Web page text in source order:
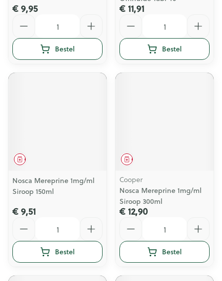
€ 9,95
Bestel
€ 11,91
Bestel
Geneesmiddel
Nosca Mereprine 1mg/ml
Siroop 150ml
€ 9,51
Bestel
Geneesmiddel
Cooper
Nosca Mereprine 1mg/ml
Siroop 300ml
€ 12,90
Bestel